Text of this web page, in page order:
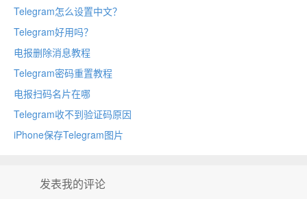
Telegram怎么设置中文？
Telegram好用吗？
电报删除消息教程
Telegram密码重置教程
电报扫码名片在哪
Telegram收不到验证码原因
iPhone保存Telegram图片
发表我的评论